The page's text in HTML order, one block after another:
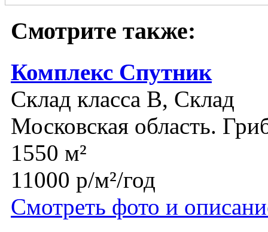
Смотрите также:
Комплекс Спутник
Склад класса B, Склад
Московская область.
1550 м²
11000 р/м²/год
Смотреть фото и